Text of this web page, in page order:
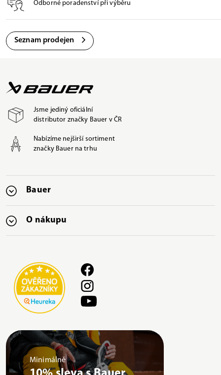
Odborné poradenství při výběru
Seznam prodejen
Jsme jediný oficiální
distributor značky Bauer v ČR
Nabízíme nejširší sortiment
značky Bauer na trhu
Bauer
O nákupu
Minimálně